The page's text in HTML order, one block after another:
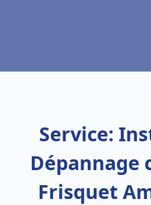
Service:
Dépannage
Frisquet